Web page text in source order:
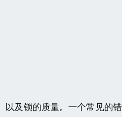
以及锁的质量。一个常见的